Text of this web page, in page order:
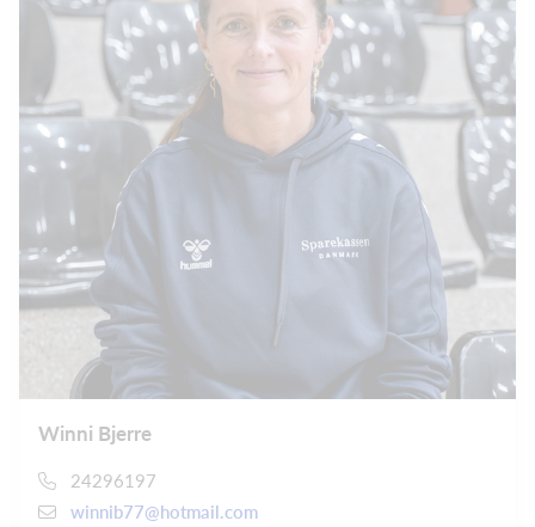
Winni Bjerre
24296197
winnib77@hotmail.com